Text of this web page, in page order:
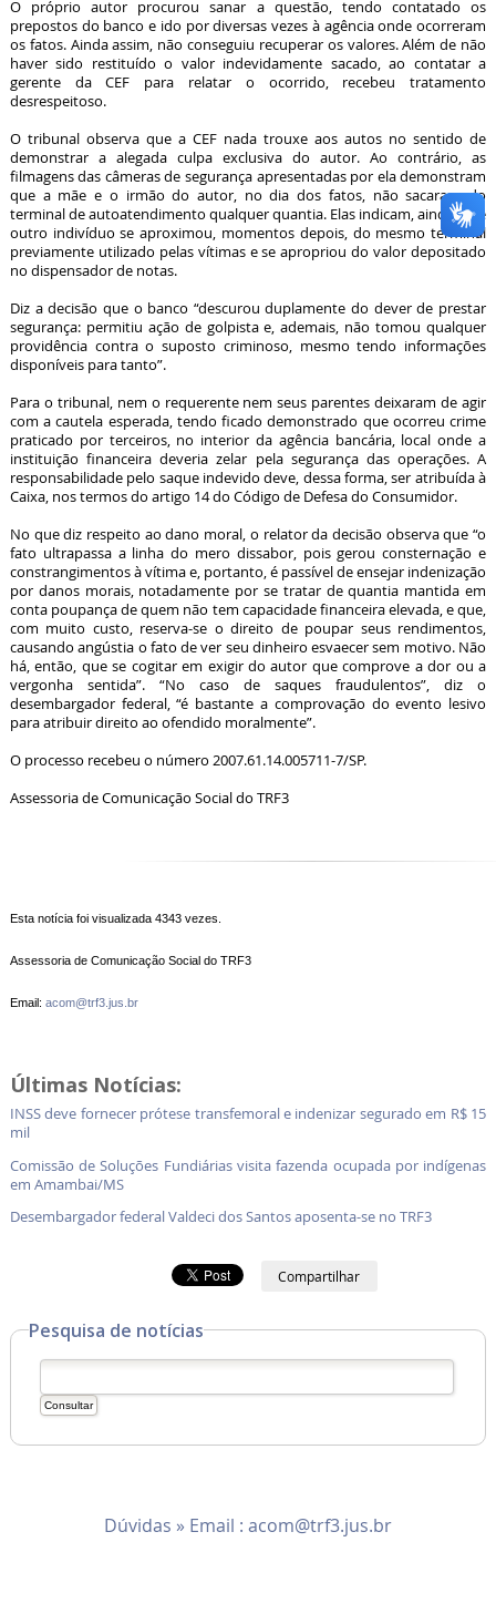
O próprio autor procurou sanar a questão, tendo contatado os
prepostos do banco e ido por diversas vezes à agência onde ocorreram
os fatos. Ainda assim, não conseguiu recuperar os valores. Além de não
haver sido restituído o valor indevidamente sacado, ao contatar a
gerente da CEF para relatar o ocorrido, recebeu tratamento
desrespeitoso.
O tribunal observa que a CEF nada trouxe aos autos no sentido de
demonstrar a alegada culpa exclusiva do autor. Ao contrário, as
filmagens das câmeras de segurança apresentadas por ela demonstram
que a mãe e o irmão do autor, no dia dos fatos, não sacaram do
terminal de autoatendimento qualquer quantia. Elas indicam, ainda, que
outro indivíduo se aproximou, momentos depois, do mesmo terminal
previamente utilizado pelas vítimas e se apropriou do valor depositado
no dispensador de notas.
Diz a decisão que o banco “descurou duplamente do dever de prestar
segurança: permitiu ação de golpista e, ademais, não tomou qualquer
providência contra o suposto criminoso, mesmo tendo informações
disponíveis para tanto”.
Para o tribunal, nem o requerente nem seus parentes deixaram de agir
com a cautela esperada, tendo ficado demonstrado que ocorreu crime
praticado por terceiros, no interior da agência bancária, local onde a
instituição financeira deveria zelar pela segurança das operações. A
responsabilidade pelo saque indevido deve, dessa forma, ser atribuída à
Caixa, nos termos do artigo 14 do Código de Defesa do Consumidor.
No que diz respeito ao dano moral, o relator da decisão observa que “o
fato ultrapassa a linha do mero dissabor, pois gerou consternação e
constrangimentos à vítima e, portanto, é passível de ensejar indenização
por danos morais, notadamente por se tratar de quantia mantida em
conta poupança de quem não tem capacidade financeira elevada, e que,
com muito custo, reserva-se o direito de poupar seus rendimentos,
causando angústia o fato de ver seu dinheiro esvaecer sem motivo. Não
há, então, que se cogitar em exigir do autor que comprove a dor ou a
vergonha sentida”. “No caso de saques fraudulentos”, diz o
desembargador federal, “é bastante a comprovação do evento lesivo
para atribuir direito ao ofendido moralmente”.
O processo recebeu o número 2007.61.14.005711-7/SP.
Assessoria de Comunicação Social do TRF3
Esta notícia foi visualizada 4343 vezes.
Assessoria de Comunicação Social do TRF3
Email: acom@trf3.jus.br
Últimas Notícias:
INSS deve fornecer prótese transfemoral e indenizar segurado em R$ 15
mil
Comissão de Soluções Fundiárias visita fazenda ocupada por indígenas
em Amambai/MS
Desembargador federal Valdeci dos Santos aposenta-se no TRF3
Compartilhar
Pesquisa de notícias
Dúvidas » Email : acom@trf3.jus.br